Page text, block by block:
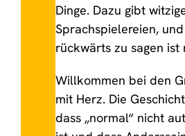
Dinge. Dazu gibt
Sprachspielereien,
rückwärts zu sagen ist
Willkommen bei den
mit Herz. Die
dass „normal“ nicht